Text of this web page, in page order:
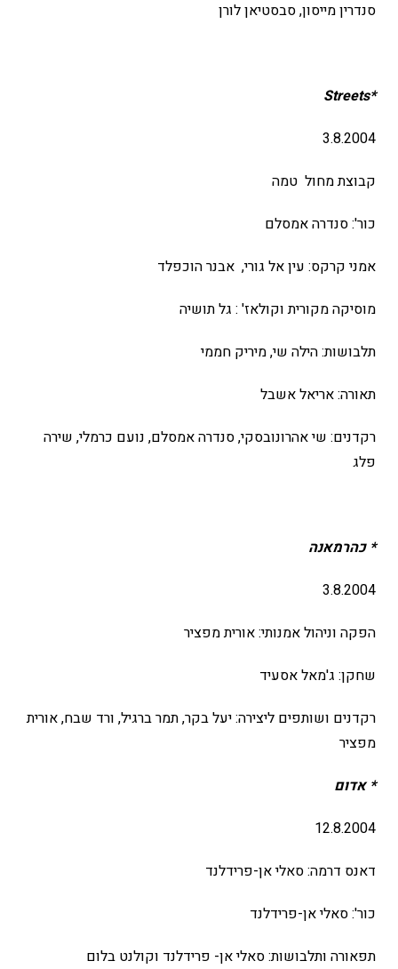
סנדרין מייסון, סבסטיאן לורן
*
Streets
3.8.2004
קבוצת מחול טמה
כור': סנדרה אמסלם
אמני קרקס: עין אל גורי, אבנר הוכפלד
מוסיקה מקורית וקולאז' : גל תושיה
תלבושות: הילה שי, מיריק חממי
תאורה: אריאל אשבל
רקדנים: שי אהרונובסקי, סנדרה אמסלם, נועם כרמלי, שירה
פלג
* כהרמאנה
3.8.2004
הפקה וניהול אמנותי: אורית מפציר
שחקן: ג'מאל אסעיד
רקדנים ושותפים ליצירה: יעל בקר, תמר ברגיל, ורד שבח, אורית
מפציר
* אדום
12.8.2004
דאנס דרמה: סאלי אן-פרידלנד
כור': סאלי אן-פרידלנד
תפאורה ותלבושות: סאלי אן- פרידלנד וקולנט בלום